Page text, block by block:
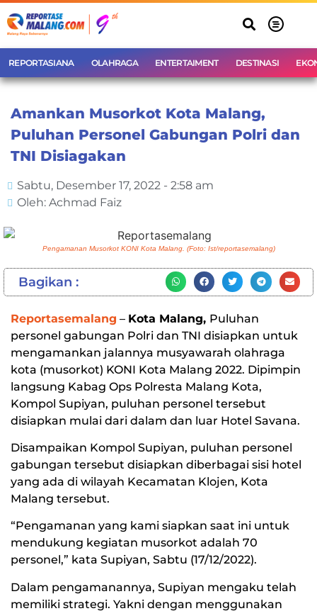
REPORTASIANA OLAHRAGA ENTERTAIMENT DESTINASI
Amankan Musorkot Kota Malang,
Puluhan Personel Gabungan Polri dan
TNI Disiagakan
Sabtu, Desember 17, 2022 - 2:58 am
Oleh: Achmad Faiz
Pengamanan Musorkot KONI Kota Malang. (Foto: Ist/reportasemalang)
Bagikan :
Reportasemalang – Kota Malang, Puluhan
personel gabungan Polri dan TNI disiapkan untuk
mengamankan jalannya musyawarah olahraga
kota (musorkot) KONI Kota Malang 2022. Dipimpin
langsung Kabag Ops Polresta Malang Kota,
Kompol Supiyan, puluhan personel tersebut
disiapkan mulai dari dalam dan luar Hotel Savana.
Disampaikan Kompol Supiyan, puluhan personel
gabungan tersebut disiapkan diberbagai sisi hotel
yang ada di wilayah Kecamatan Klojen, Kota
Malang tersebut.
“Pengamanan yang kami siapkan saat ini untuk
mendukung kegiatan musorkot adalah 70
personel,” kata Supiyan, Sabtu (17/12/2022).
Dalam pengamanannya, Supiyan mengaku telah
memiliki strategi. Yakni dengan menggunakan